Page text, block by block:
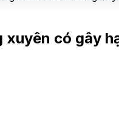
có gây